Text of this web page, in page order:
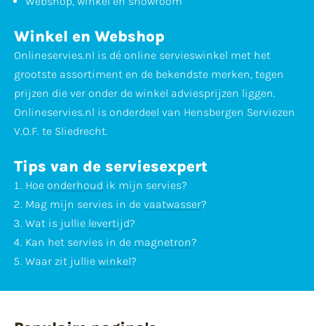
Winkel en Webshop
Onlineservies.nl is dé online servieswinkel met het
grootste assortiment en de bekendste merken, tegen
prijzen die ver onder de winkel adviesprijzen liggen.
Onlineservies.nl is onderdeel van Hensbergen Serviezen
V.O.F. te Sliedrecht.
Tips van de serviesexpert
Hoe onderhoud ik mijn servies?
Mag mijn servies in de vaatwasser?
Wat is jullie levertijd?
Kan het servies in de magnetron?
Waar zit jullie winkel?